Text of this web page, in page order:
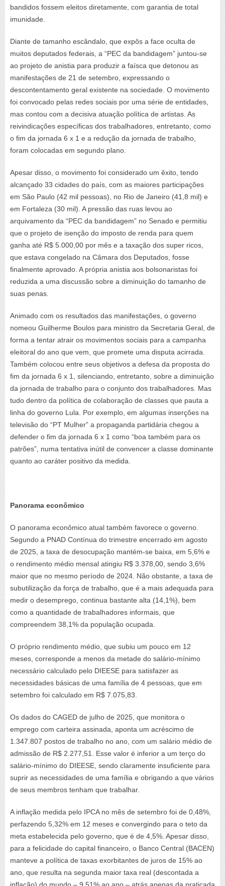
bandidos fossem eleitos diretamente, com garantia de total
imunidade.
Diante de tamanho escândalo, que expôs a face oculta de
muitos deputados federais, a “PEC da bandidagem” juntou-se
ao projeto de anistia para produzir a faísca que detonou as
manifestações de 21 de setembro, expressando o
descontentamento geral existente na sociedade. O movimento
foi convocado pelas redes sociais por uma série de entidades,
mas contou com a decisiva atuação política de artistas. As
reivindicações específicas dos trabalhadores, entretanto, como
o fim da jornada 6 x 1 e a redução da jornada de trabalho,
foram colocadas em segundo plano.
Apesar disso, o movimento foi considerado um êxito, tendo
alcançado 33 cidades do país, com as maiores participações
em São Paulo (42 mil pessoas), no Rio de Janeiro (41,8 mil) e
em Fortaleza (30 mil). A pressão das ruas levou ao
arquivamento da “PEC da bandidagem” no Senado e permitiu
que o projeto de isenção do imposto de renda para quem
ganha até R$ 5.000,00 por mês e a taxação dos super ricos,
que estava congelado na Câmara dos Deputados, fosse
finalmente aprovado. A própria anistia aos bolsonaristas foi
reduzida a uma discussão sobre a diminuição do tamanho de
suas penas.
Animado com os resultados das manifestações, o governo
nomeou Guilherme Boulos para ministro da Secretaria Geral, de
forma a tentar atrair os movimentos sociais para a campanha
eleitoral do ano que vem, que promete uma disputa acirrada.
Também colocou entre seus objetivos a defesa da proposta do
fim da jornada 6 x 1, silenciando, entretanto, sobre a diminuição
da jornada de trabalho para o conjunto dos trabalhadores. Mas
tudo dentro da política de colaboração de classes que pauta a
linha do governo Lula. Por exemplo, em algumas inserções na
televisão do “PT Mulher” a propaganda partidária chegou a
defender o fim da jornada 6 x 1 como “boa também para os
patrões”, numa tentativa inútil de convencer a classe dominante
quanto ao caráter positivo da medida.
Panorama econômico
O panorama econômico atual também favorece o governo.
Segundo a PNAD Contínua do trimestre encerrado em agosto
de 2025, a taxa de desocupação mantém-se baixa, em 5,6% e
o rendimento médio mensal atingiu R$ 3.378,00, sendo 3,6%
maior que no mesmo período de 2024. Não obstante, a taxa de
subutilização da força de trabalho, que é a mais adequada para
medir o desemprego, continua bastante alta (14,1%), bem
como a quantidade de trabalhadores informais, que
compreendem 38,1% da população ocupada.
O próprio rendimento médio, que subiu um pouco em 12
meses, corresponde a menos da metade do salário-mínimo
necessário calculado pelo DIEESE para satisfazer as
necessidades básicas de uma família de 4 pessoas, que em
setembro foi calculado em R$ 7.075,83.
Os dados do CAGED de julho de 2025, que monitora o
emprego com carteira assinada, aponta um acréscimo de
1.347.807 postos de trabalho no ano, com um salário médio de
admissão de R$ 2.277,51. Esse valor é inferior a um terço do
salário-mínimo do DIEESE, sendo claramente insuficiente para
suprir as necessidades de uma família e obrigando a que vários
de seus membros tenham que trabalhar.
A inflação medida pelo IPCA no mês de setembro foi de 0,48%,
perfazendo 5,32% em 12 meses e convergindo para o teto da
meta estabelecida pelo governo, que é de 4,5%. Apesar disso,
para a felicidade do capital financeiro, o Banco Central (BACEN)
manteve a política de taxas exorbitantes de juros de 15% ao
ano, que resulta na segunda maior taxa real (descontada a